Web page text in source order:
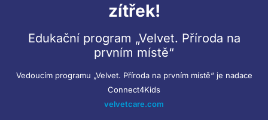
zítřek!
Edukační program „Velvet. Příroda na
prvním místě“
Vedoucím programu „Velvet. Příroda na prvním místě“ je nadace
Connect4Kids
velvetcare.com